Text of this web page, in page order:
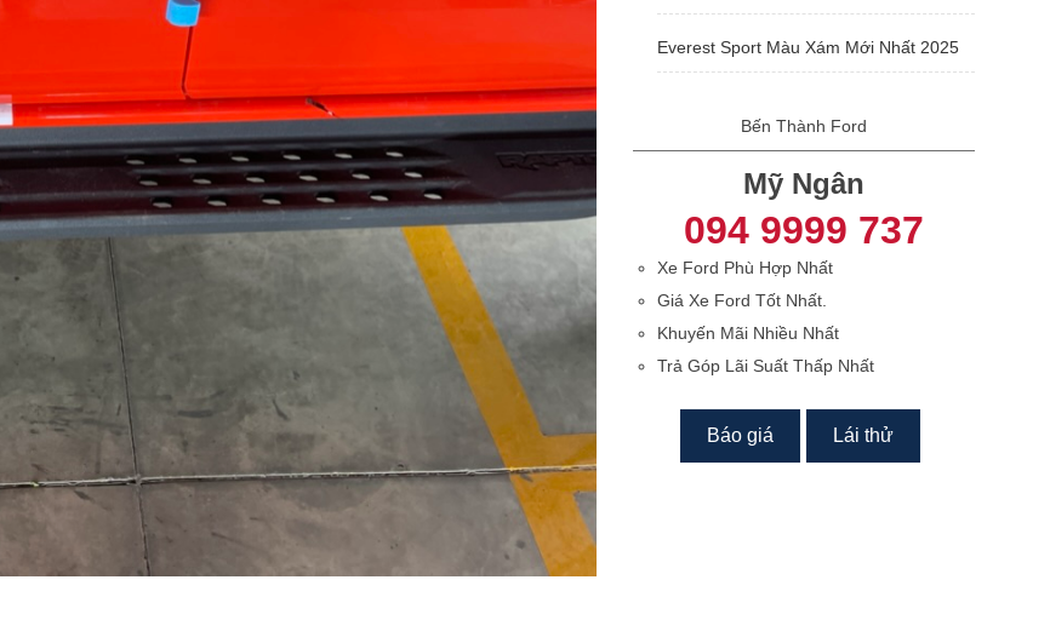
Everest Sport Màu Xám Mới Nhất 2025
Bến Thành Ford
Mỹ Ngân
094 9999 737
Xe Ford Phù Hợp Nhất
Giá Xe Ford Tốt Nhất.
Khuyến Mãi Nhiều Nhất
Trả Góp Lãi Suất Thấp Nhất
Báo giá Lái thử